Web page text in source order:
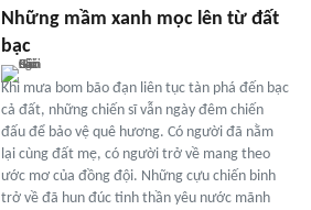
Những mầm xanh mọc lên từ đất
bạc
Khi mưa bom bão đạn liên tục tàn phá đến bạc
cả đất, những chiến sĩ vẫn ngày đêm chiến
đấu để bảo vệ quê hương. Có người đã nằm
lại cùng đất mẹ, có người trở về mang theo
ước mơ của đồng đội. Những cựu chiến binh
trở về đã hun đúc tinh thần yêu nước mãnh